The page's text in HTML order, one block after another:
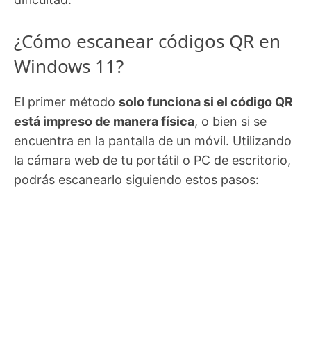
¿Cómo escanear códigos QR en
Windows 11?
El primer método solo funciona si el código QR
está impreso de manera física, o bien si se
encuentra en la pantalla de un móvil. Utilizando
la cámara web de tu portátil o PC de escritorio,
podrás escanearlo siguiendo estos pasos: